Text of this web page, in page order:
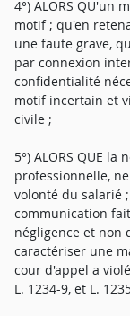
4°) ALORS QU'un
motif ; qu'en
une faute grave,
par connexion
confidentialité
motif incertain et
civile ;
5°) ALORS QUE
professionnelle,
volonté du salarié
communication
négligence et non
caractériser une
cour d'appel a
L. 1234-9, et L.